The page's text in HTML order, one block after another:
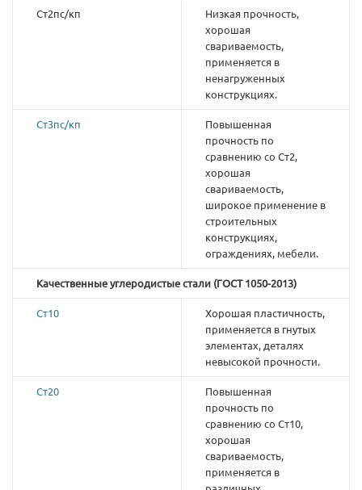
Ст2пс/кп
Низкая прочность,
хорошая
свариваемость,
применяется в
ненагруженных
конструкциях.
Ст3пс/кп
Повышенная
прочность по
сравнению со Ст2,
хорошая
свариваемость,
широкое применение в
строительных
конструкциях,
ограждениях, мебели.
Качественные углеродистые стали (ГОСТ 1050-2013)
Ст10
Хорошая пластичность,
применяется в гнутых
элементах, деталях
невысокой прочности.
Ст20
Повышенная
прочность по
сравнению со Ст10,
хорошая
свариваемость,
применяется в